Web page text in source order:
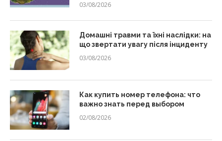
03/08/2026
Домашні травми та їхні наслідки: на
що звертати увагу після інциденту
03/08/2026
Как купить номер телефона: что
важно знать перед выбором
02/08/2026